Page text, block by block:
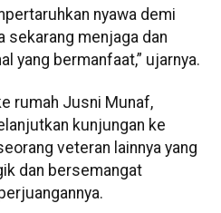
nyawa demi
sekarang menjaga dan
yang bermanfaat,” ujarnya.
rumah Jusni Munaf,
kunjungan ke
veteran lainnya yang
dan bersemangat